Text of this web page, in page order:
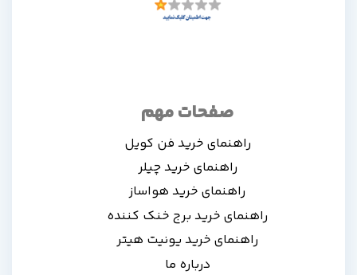
صفحات مهم
راهنمای خرید فن کویل
راهنمای خرید چیلر
راهنمای خرید هواساز
راهنمای خرید برج خنک کننده
راهنمای خرید یونیت هیتر
درباره ما